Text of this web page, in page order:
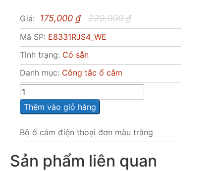
Giá: 175,000 ₫ 229,900₫
Mã SP: E8331RJS4_WE
Tình trạng: Có sẵn
Danh mục: Công tắc ổ cắm
Sô
lượng
Thêm vào giỏ hàng
Bộ ổ cắm điện thoại đơn màu trắng
Sản phẩm liên quan